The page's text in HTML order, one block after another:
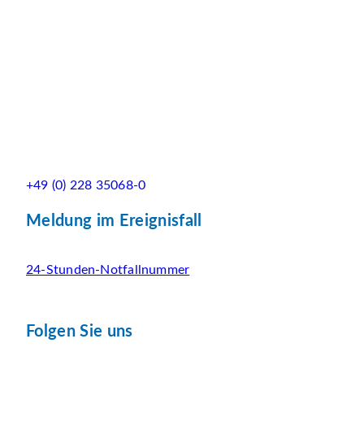
+49 (0) 228 35068-0
Meldung im Ereignisfall
24-Stunden-Notfallnummer
Folgen Sie uns